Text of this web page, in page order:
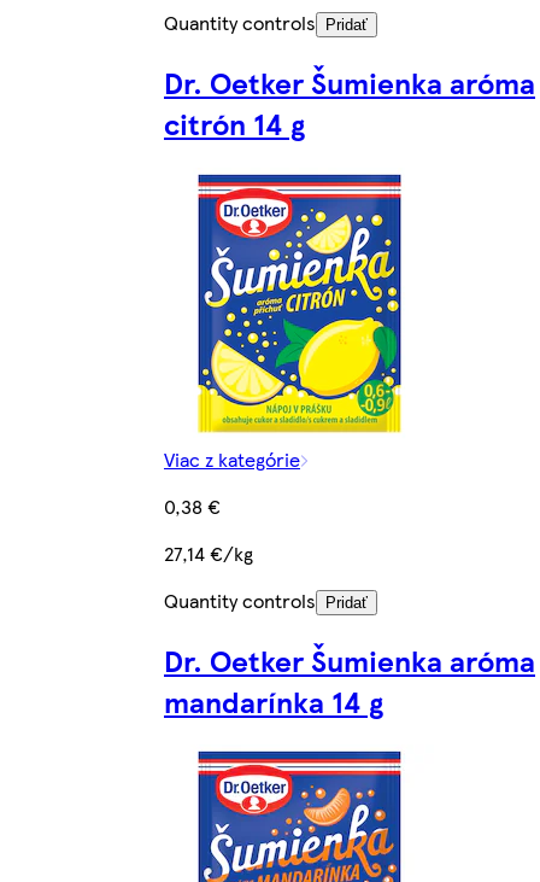
Quantity controls Pridať
Dr. Oetker Šumienka aróma
citrón 14 g
Viac z kategórie
0,38 €
27,14 €/kg
Quantity controls
Pridať
Dr. Oetker Šumienka aróma
mandarínka 14 g